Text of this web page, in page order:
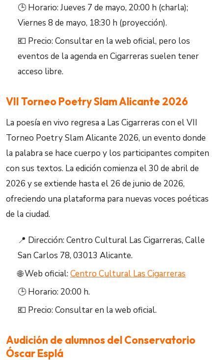
🕒 Horario: Jueves 7 de mayo, 20:00 h (charla);
Viernes 8 de mayo, 18:30 h (proyección).
💶 Precio: Consultar en la web oficial, pero los
eventos de la agenda en Cigarreras suelen tener
acceso libre.
VII Torneo Poetry Slam Alicante 2026
La poesía en vivo regresa a Las Cigarreras con el VII
Torneo Poetry Slam Alicante 2026, un evento donde
la palabra se hace cuerpo y los participantes compiten
con sus textos. La edición comienza el 30 de abril de
2026 y se extiende hasta el 26 de junio de 2026,
ofreciendo una plataforma para nuevas voces poéticas
de la ciudad.
📍 Dirección: Centro Cultural Las Cigarreras, Calle
San Carlos 78, 03013 Alicante.
🌐 Web oficial:Centro Cultural Las Cigarreras
🕒 Horario: 20:00 h.
💶 Precio: Consultar en la web oficial.
Audición de alumnos del Conservatorio
Óscar Esplá